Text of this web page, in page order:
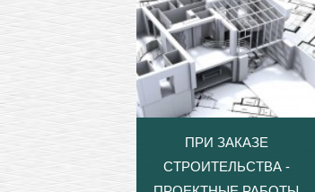
ПРИ ЗАКАЗЕ
СТРОИТЕЛЬСТВА -